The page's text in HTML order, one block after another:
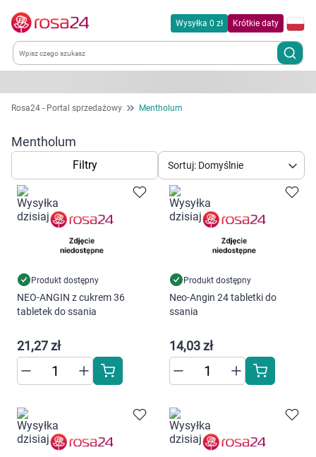
Wysyłka 0 zł Krótkie daty
Kategorie
Chemia gospodarcza
Dla zwierząt
Dom i ogród
Kobieta w ciąży i mama
Dziecko
Higiena
Mężczyzna
Rosa24 - Portal sprzedażowy Mentholum
Mentholum
Filtry Sortuj: Domyślnie
Produkt dostępny
NEO-ANGIN z cukrem 36
tabletek do ssania
21,27 zł
Produkt dostępny
Neo-Angin 24 tabletki do
ssania
14,03 zł